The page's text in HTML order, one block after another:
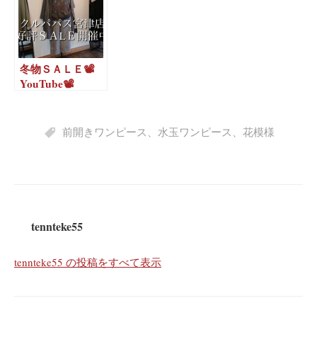
冬物ＳＡＬＥ📽️
YouTube📽️
前開きワンピース 水玉ワンピース 花模様
tennteke55
tennteke55 の投稿をすべて表示